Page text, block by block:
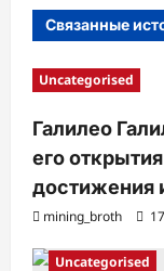
Связанные
Uncategorised
Галилео
его
достижения
mining_broth
Uncategorised